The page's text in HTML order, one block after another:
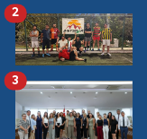
2
3